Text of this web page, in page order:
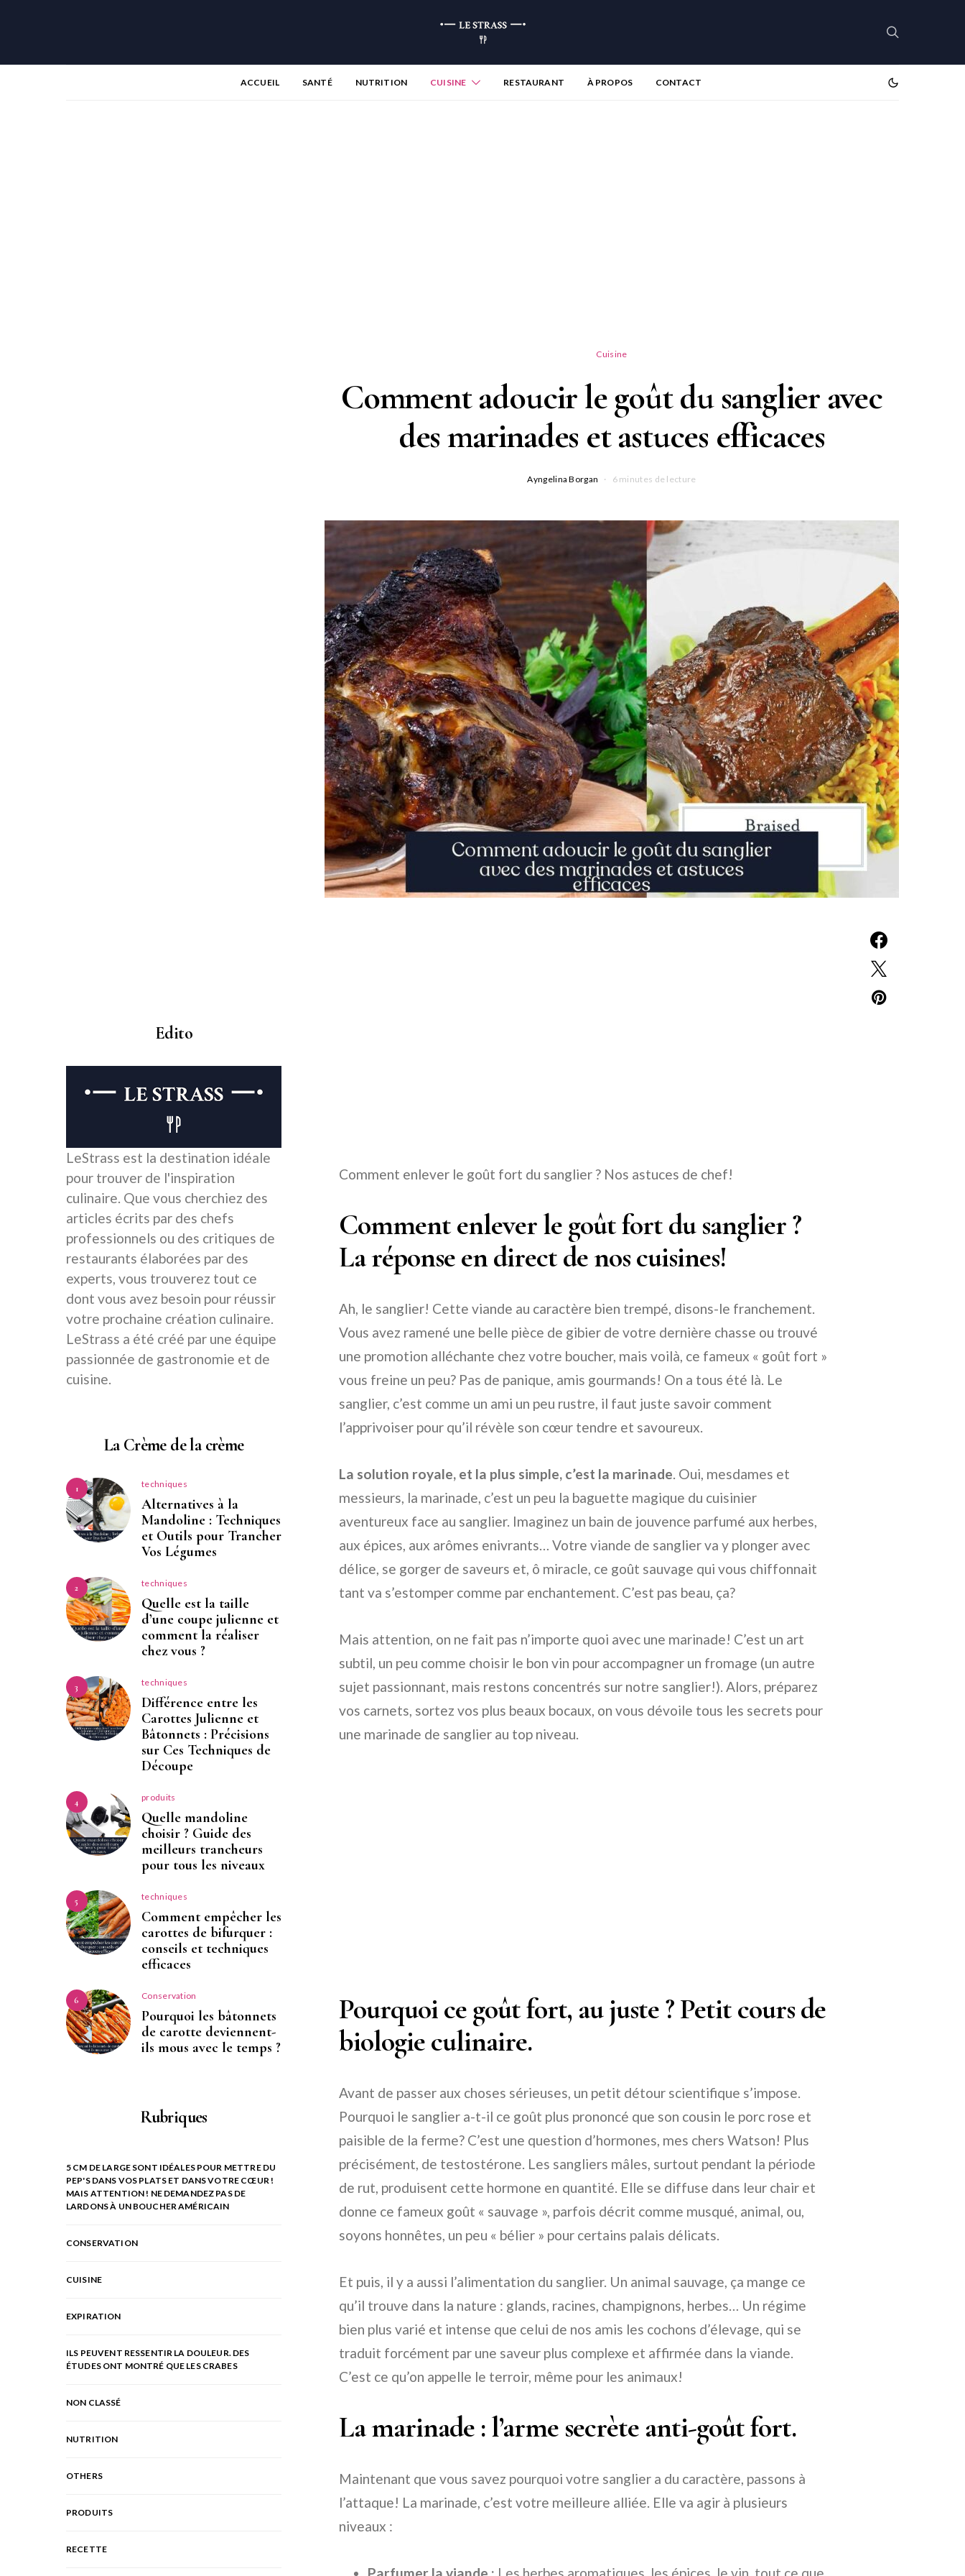
ACCUEIL SANTÉ NUTRITION CUISINE RESTAURANT À PROPOS CONTACT
Cuisine
Comment adoucir le goût du sanglier avec
des marinades et astuces efficaces
Ayngelina Borgan 6 minutes de lecture
Comment enlever le goût fort du sanglier ? Nos astuces de chef!
Comment enlever le goût fort du sanglier ?
La réponse en direct de nos cuisines!
Ah, le sanglier! Cette viande au caractère bien trempé, disons-le franchement.
Vous avez ramené une belle pièce de gibier de votre dernière chasse ou trouvé
une promotion alléchante chez votre boucher, mais voilà, ce fameux « goût fort »
vous freine un peu? Pas de panique, amis gourmands! On a tous été là. Le
sanglier, c’est comme un ami un peu rustre, il faut juste savoir comment
l’apprivoiser pour qu’il révèle son cœur tendre et savoureux.
La solution royale, et la plus simple, c’est la marinade. Oui, mesdames et
messieurs, la marinade, c’est un peu la baguette magique du cuisinier
aventureux face au sanglier. Imaginez un bain de jouvence parfumé aux herbes,
aux épices, aux arômes enivrants… Votre viande de sanglier va y plonger avec
délice, se gorger de saveurs et, ô miracle, ce goût sauvage qui vous chiffonnait
tant va s’estomper comme par enchantement. C’est pas beau, ça?
Mais attention, on ne fait pas n’importe quoi avec une marinade! C’est un art
subtil, un peu comme choisir le bon vin pour accompagner un fromage (un autre
sujet passionnant, mais restons concentrés sur notre sanglier!). Alors, préparez
vos carnets, sortez vos plus beaux bocaux, on vous dévoile tous les secrets pour
une marinade de sanglier au top niveau.
Pourquoi ce goût fort, au juste ? Petit cours de
biologie culinaire.
Avant de passer aux choses sérieuses, un petit détour scientifique s’impose.
Pourquoi le sanglier a-t-il ce goût plus prononcé que son cousin le porc rose et
paisible de la ferme? C’est une question d’hormones, mes chers Watson! Plus
précisément, de testostérone. Les sangliers mâles, surtout pendant la période
de rut, produisent cette hormone en quantité. Elle se diffuse dans leur chair et
donne ce fameux goût « sauvage », parfois décrit comme musqué, animal, ou,
soyons honnêtes, un peu « bélier » pour certains palais délicats.
Et puis, il y a aussi l’alimentation du sanglier. Un animal sauvage, ça mange ce
qu’il trouve dans la nature : glands, racines, champignons, herbes… Un régime
bien plus varié et intense que celui de nos amis les cochons d’élevage, qui se
traduit forcément par une saveur plus complexe et affirmée dans la viande.
C’est ce qu’on appelle le terroir, même pour les animaux!
La marinade : l’arme secrète anti-goût fort.
Maintenant que vous savez pourquoi votre sanglier a du caractère, passons à
l’attaque! La marinade, c’est votre meilleure alliée. Elle va agir à plusieurs
niveaux :
Edito
LeStrass est la destination idéale
pour trouver de l'inspiration
culinaire. Que vous cherchiez des
articles écrits par des chefs
professionnels ou des critiques de
restaurants élaborées par des
experts, vous trouverez tout ce
dont vous avez besoin pour réussir
votre prochaine création culinaire.
LeStrass a été créé par une équipe
passionnée de gastronomie et de
cuisine.
La Crème de la crème
1 techniques
Alternatives à la
Mandoline : Techniques
et Outils pour Trancher
Vos Légumes
2 techniques
Quelle est la taille
d’une coupe julienne et
comment la réaliser
chez vous ?
3 techniques
Différence entre les
Carottes Julienne et
Bâtonnets : Précisions
sur Ces Techniques de
Découpe
4 produits
Quelle mandoline
choisir ? Guide des
meilleurs trancheurs
pour tous les niveaux
5 techniques
Comment empêcher les
carottes de bifurquer :
conseils et techniques
efficaces
6 Conservation
Pourquoi les bâtonnets
de carotte deviennent-
ils mous avec le temps ?
Rubriques
5 CM DE LARGE SONT IDÉALES POUR METTRE DU
PEP'S DANS VOS PLATS ET DANS VOTRE CŒUR !
MAIS ATTENTION ! NE DEMANDEZ PAS DE
LARDONS À UN BOUCHER AMÉRICAIN
CONSERVATION
CUISINE
EXPIRATION
ILS PEUVENT RESSENTIR LA DOULEUR. DES
ÉTUDES ONT MONTRÉ QUE LES CRABES
NON CLASSÉ
NUTRITION
OTHERS
PRODUITS
RECETTE